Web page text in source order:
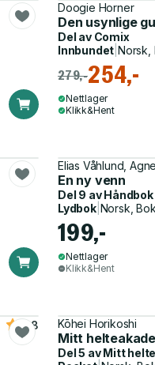
Doogie Horner
Den usynlige
Del av Comix
Innbundet |Norsk,
279,-254,-
Nettlager
Klikk&Hent
Elias Våhlund,
En ny venn
Del 9 av
Lydbok| Norsk,
199,-
Nettlager
Klikk&Hent
4.8 Kōhei Horikoshi
Mitt
Del 5 avMitt